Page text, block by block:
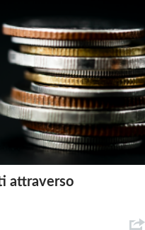
attraverso